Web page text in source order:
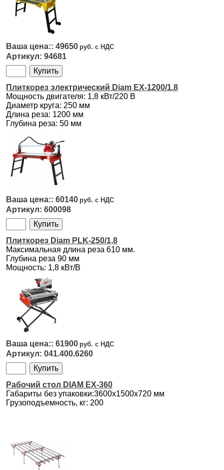
49650
94681
Плиткорез электрический Diam EX-1200/1.8
Мощность двигателя: 1,8 кВт/220 В
Диаметр круга: 250 мм
Длина реза: 1200 мм
Глубина реза: 50 мм
60140
600098
Плиткорез Diam PLK-250/1,8
Максимальная длина реза 610 мм.
Глубина реза 90 мм
Мощность: 1,8 кВт/В
61900
041.400.6260
Рабочий стол DIAM EX-360
Габариты без упаковки:3600x1500x720 мм
Грузоподъемность, кг: 200